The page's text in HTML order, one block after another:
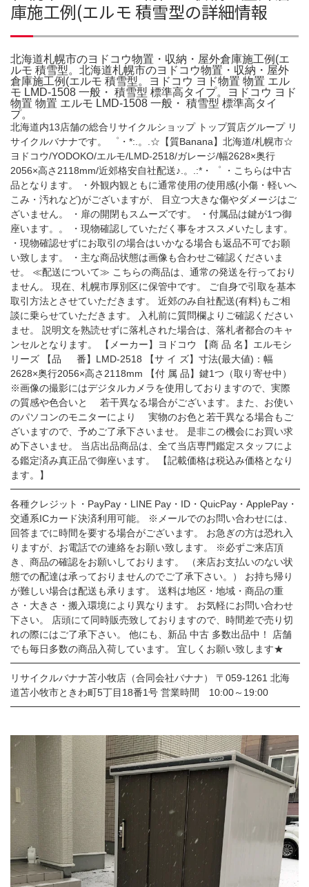
庫施工例(エルモ 積雪型の詳細情報
北海道札幌市のヨドコウ物置・収納・屋外倉庫施工例(エ
ルモ 積雪型。北海道札幌市のヨドコウ物置・収納・屋外
倉庫施工例(エルモ 積雪型。ヨドコウ ヨド物置 物置 エル
モ LMD-1508 一般・ 積雪型 標準高タイプ。ヨドコウ ヨド
物置 物置 エルモ LMD-1508 一般・ 積雪型 標準高タイ
プ。
北海道内13店舗の総合リサイクルショップ トップ質店グループ リ
サイクルバナナです。 ゜・*:.。.☆【質Banana】北海道/札幌市☆
ヨドコウ/YODOKO/エルモ/LMD-2518/ガレージ/幅2628×奥行
2056×高さ2118mm/近郊格安自社配送♪.。.:*・゜ ・こちらは中古
品となります。 ・外観内観ともに通常使用の使用感(小傷・軽いへ
こみ・汚れなど)がございますが、 目立つ大きな傷やダメージはご
ざいません。 ・扉の開閉もスムーズです。 ・付属品は鍵が1つ御
座います。。 ・現物確認していただく事をオススメいたします。
・現物確認せずにお取引の場合はいかなる場合も返品不可でお願
い致します。 ・主な商品状態は画像も合わせご確認くださいま
せ。 ≪配送について≫ こちらの商品は、通常の発送を行っており
ません。 現在、札幌市厚別区に保管中です。 ご自身で引取を基本
取引方法とさせていただきます。 近郊のみ自社配送(有料)もご相
談に乗らせていただきます。 入札前に質問欄よりご確認ください
ませ。 説明文を熟読せずに落札された場合は、落札者都合のキャ
ンセルとなります。 【メーカー】ヨドコウ 【商 品 名】エルモシ
リーズ 【品 番】LMD-2518 【サ イ ズ】寸法(最大値)：幅
2628×奥行2056×高さ2118mm 【付 属 品】鍵1つ（取り寄せ中）
※画像の撮影にはデジタルカメラを使用しておりますので、実際
の質感や色合いと 若干異なる場合がございます。また、お使い
のパソコンのモニターにより 実物のお色と若干異なる場合もご
ざいますので、予めご了承下さいませ。 是非この機会にお買い求
め下さいませ。 当店出品商品は、全て当店専門鑑定スタッフによ
る鑑定済み真正品で御座います。 【記載価格は税込み価格となり
ます。】
━━━━━━━━━━━━━━━━━━━━━━━━━━━━━━
各種クレジット・PayPay・LINE Pay・ID・QuicPay・ApplePay・
交通系ICカード決済利用可能。 ※メールでのお問い合わせには、
回答までに時間を要する場合がございます。 お急ぎの方は恐れ入
りますが、お電話での連絡をお願い致します。 ※必ずご来店頂
き、商品の確認をお願いしております。 （来店お支払いのない状
態での配達は承っておりませんのでご了承下さい。） お持ち帰り
が難しい場合は配送も承ります。 送料は地区・地域・商品の重
さ・大きさ・搬入環境により異なります。 お気軽にお問い合わせ
下さい。 店頭にて同時販売致しておりますので、時間差で売り切
れの際にはご了承下さい。 他にも、新品 中古 多数出品中！ 店舗
でも毎日多数の商品入荷しています。 宜しくお願い致します★
━━━━━━━━━━━━━━━━━━━━━━━━━━━━━━
リサイクルバナナ苫小牧店（合同会社バナナ） 〒059-1261 北海
道苫小牧市ときわ町5丁目18番1号 営業時間 10:00～19:00
━━━━━━━━━━━━━━━━━━━━━━━━━━━━━━